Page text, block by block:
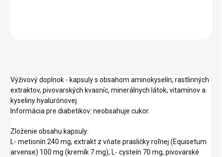
Výživový doplnok - kapsuly s obsahom aminokyselín, rastlinných
extraktov, pivovarských kvasníc, minerálnych látok, vitamínov a
kyseliny hyalurónovej.
Informácia pre diabetikov: neobsahuje cukor.
Zloženie obsahu kapsuly:
L- metionín 240 mg, extrakt z vňate prasličky roľnej (Equisetum
arvense) 100 mg (kremík 7 mg), L- cysteín 70 mg, pivovarské